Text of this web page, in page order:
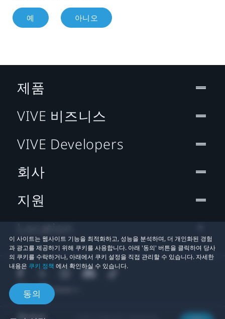
예 아니오
이 사이트는 웹사이트 기능을 최적화하고, 성능을 분석하며, 더 개인화된 경험
과 광고를 제공하기 위해 쿠키를 사용합니다. 아래 '동의' 버튼을 클릭하여 당사
의 쿠키를 수락하거나, 아래에서 쿠키 설정을 직접 관리할 수 있습니다. 자세한
내용은 쿠키 정책 에서 확인하실 수 있습니다.
동의
제품
VIVE 비즈니스
VIVE Developers
회사
지원
Location